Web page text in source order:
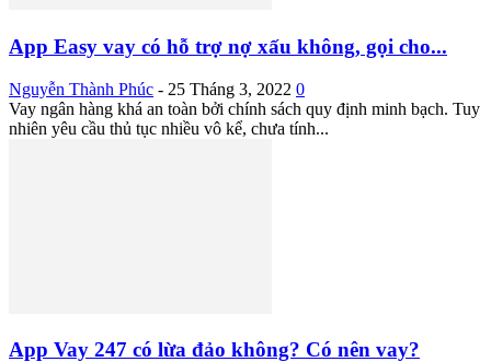
App Easy vay có hỗ trợ nợ xấu không, gọi cho...
Nguyễn Thành Phúc - 25 Tháng 3, 2022 0
Vay ngân hàng khá an toàn bởi chính sách quy định minh bạch. Tuy
nhiên yêu cầu thủ tục nhiều vô kể, chưa tính...
App Vay 247 có lừa đảo không? Có nên vay?